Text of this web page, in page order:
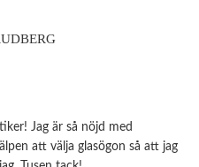
Jag är så nöjd med
att välja glasögon så att jag